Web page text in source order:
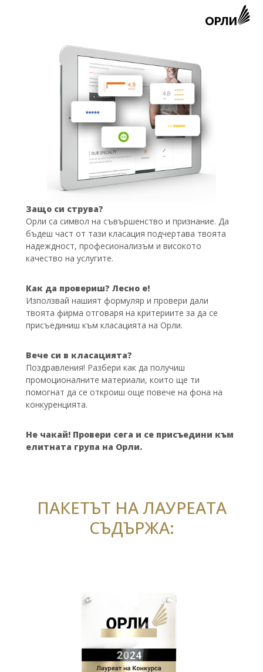
Защо си струва?
Орли са символ на съвършенство и признание. Да
бъдеш част от тази класация подчертава твоята
надеждност, професионализъм и високото
качество на услугите.
Как да провериш? Лесно е!
Използвай нашият формуляр и провери дали
твоята фирма отговаря на критериите за да се
присъединиш към класацията на Орли.
Вече си в класацията?
Поздравления! Разбери как да получиш
промоционалните материали, които ще ти
помогнат да се откроиш още повече на фона на
конкуренцията.
Не чакай! Провери сега и се присъедини към
елитната група на Орли.
ПАКЕТЪТ НА ЛАУРЕАТА
СЪДЪРЖА: